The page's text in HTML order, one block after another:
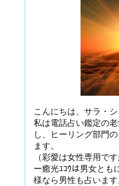
こんにちは、サラ・シ
私は電話占い鑑定の
し、ヒーリング部門
ます。
（彩愛は女性専用で
ー癒光ﾕｺｳは男女とも
様なら男性も占います